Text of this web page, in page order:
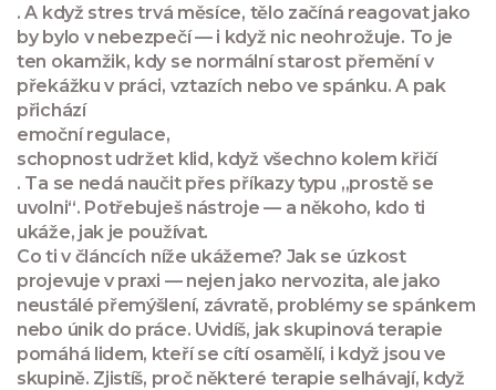
. A když stres trvá měsíce, tělo začíná reagovat jako
by bylo v nebezpečí — i když nic neohrožuje. To je
ten okamžik, kdy se normální starost přemění v
překážku v práci, vztazích nebo ve spánku. A pak
přichází
emoční regulace,
schopnost udržet klid, když všechno kolem křičí
. Ta se nedá naučit přes příkazy typu „prostě se
uvolni“. Potřebuješ nástroje — a někoho, kdo ti
ukáže, jak je používat.
Co ti v článcích níže ukážeme? Jak se úzkost
projevuje v praxi — nejen jako nervozita, ale jako
neustálé přemýšlení, závratě, problémy se spánkem
nebo únik do práce. Uvidíš, jak skupinová terapie
pomáhá lidem, kteří se cítí osamělí, i když jsou ve
skupině. Zjistíš, proč některé terapie selhávají, když